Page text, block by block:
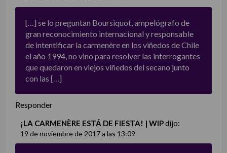
[…] se lo preguntan Boursiquot, ampelógrafo de
gran reconocimiento internacional y responsable
de intentificar la carmenère en los viñedos de Chile
el año 1994, no vino para resolver las interrogantes
que quedaron en viejos viñedos del secano junto
con las […]
Responder
¡LA CARMENÈRE ESTÁ DE FIESTA! | WIPdijo:
19 de noviembre de 2017 a las 13:09